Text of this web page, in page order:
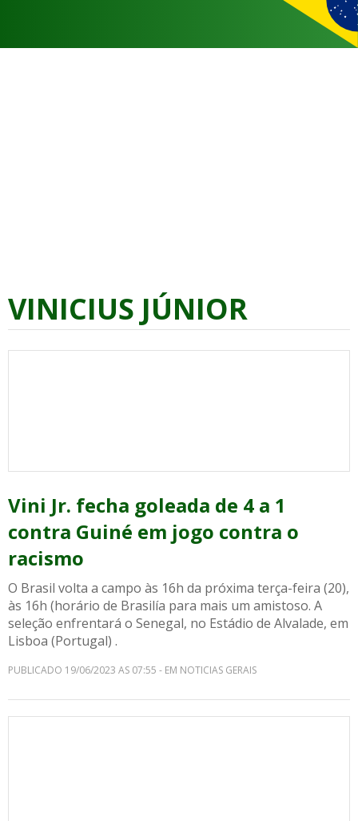
VINICIUS JÚNIOR
Vini Jr. fecha goleada de 4 a 1
contra Guiné em jogo contra o
racismo
O Brasil volta a campo às 16h da próxima terça-feira (20),
às 16h (horário de Brasilía para mais um amistoso. A
seleção enfrentará o Senegal, no Estádio de Alvalade, em
Lisboa (Portugal) .
PUBLICADO 19/06/2023 AS 07:55 - EM NOTICIAS GERAIS